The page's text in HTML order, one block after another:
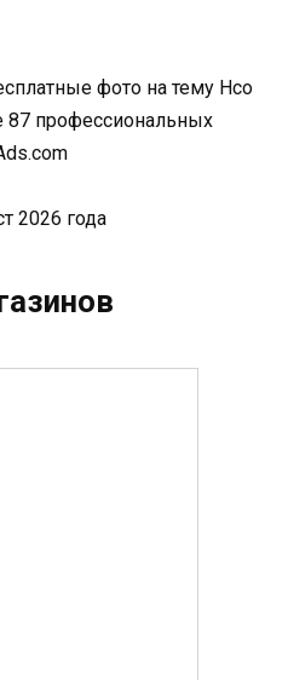
фото на тему Нсо
87 профессиональных
2026 года